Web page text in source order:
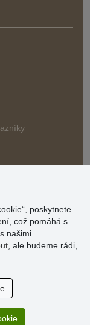
Vřele
dodání. Moc
poskytnete
což pomáhá s
našimi
, ale budeme rádi,